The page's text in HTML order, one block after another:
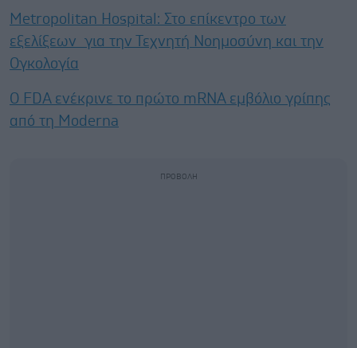
Metropolitan Hospital: Στο επίκεντρο των
εξελίξεων για την Τεχνητή Νοημοσύνη και την
Ογκολογία
Ο FDA ενέκρινε το πρώτο mRNA εμβόλιο γρίπης
από τη Moderna